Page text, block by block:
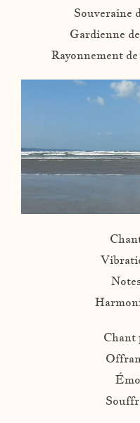
Souveraine
Gardienne
Rayonnement
Chant